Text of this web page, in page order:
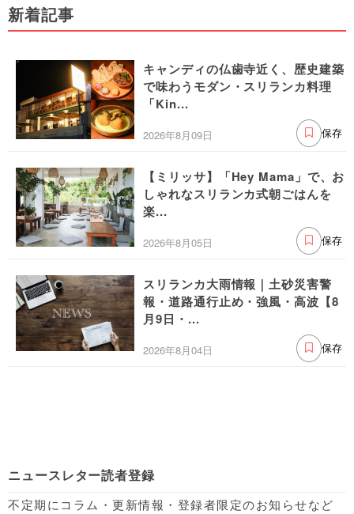
新着記事
キャンディの仏歯寺近く、歴史建築
で味わうモダン・スリランカ料理
「Kin...
2026年8月09日 保存
【ミリッサ】「Hey Mama」で、お
しゃれなスリランカ式朝ごはんを
楽...
2026年8月05日 保存
スリランカ大雨情報｜土砂災害警
報・道路通行止め・強風・高波【8
月9日・...
2026年8月04日 保存
ニュースレター読者登録
不定期にコラム・更新情報・登録者限定のお知らせなど